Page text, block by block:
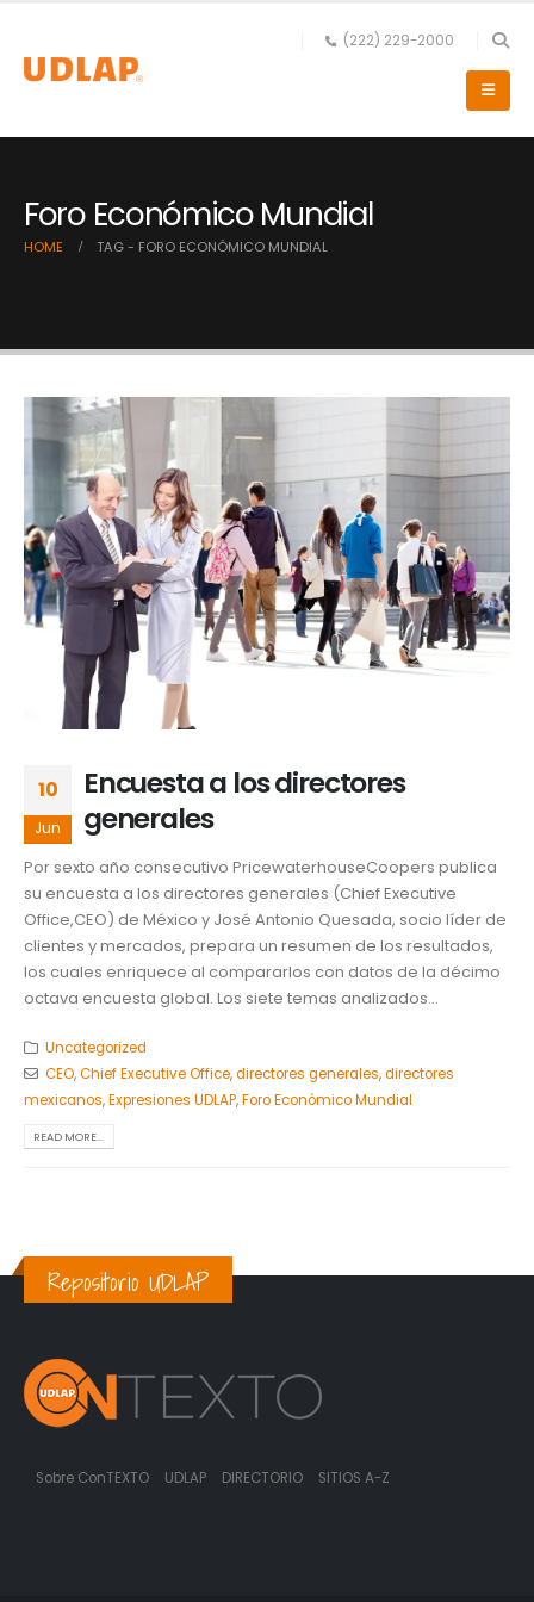
(222) 229-2000
Foro Económico Mundial
HOME TAG - FORO ECONÓMICO MUNDIAL
10
Jun
Encuesta a los directores
generales
Por sexto año consecutivo PricewaterhouseCoopers publica
su encuesta a los directores generales (Chief Executive
Office,CEO) de México y José Antonio Quesada, socio líder de
clientes y mercados, prepara un resumen de los resultados,
los cuales enriquece al compararlos con datos de la décimo
octava encuesta global. Los siete temas analizados...
Uncategorized
CEO,Chief Executive Office,directores generales,directores
mexicanos,Expresiones UDLAP,Foro Económico Mundial
READ MORE...
Repositorio UDLAP
Sobre ConTEXTO UDLAP DIRECTORIO SITIOS A-Z